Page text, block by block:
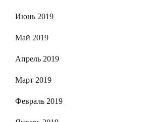
Июнь 2019
Май 2019
Апрель 2019
Март 2019
Февраль 2019